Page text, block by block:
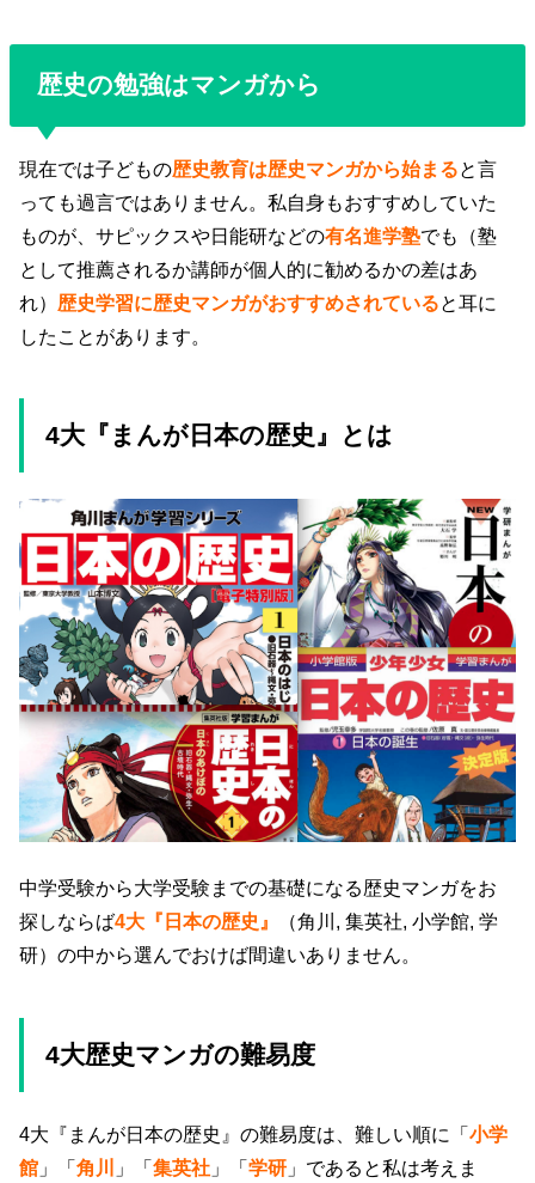
歴史の勉強はマンガから
現在では子どもの歴史教育は歴史マンガから始まる と言
っても過言ではありません。私自身もおすすめしていた
ものが、サピックスや日能研などの有名進学塾でも（塾
として推薦されるか講師が個人的に勧めるかの差はあ
れ） 歴史学習に歴史マンガがおすすめされている と耳に
したことがあります。
4大『まんが日本の歴史』とは
中学受験から大学受験までの基礎になる歴史マンガをお
探しならば4大『日本の歴史』
（角川, 集英社, 小学館, 学
研）の中から選んでおけば間違いありません。
4大歴史マンガの難易度
4大『まんが日本の歴史』の難易度は、難しい順に「小学
館 」「角川 」「集英社 」「学研 」であると私は考えま